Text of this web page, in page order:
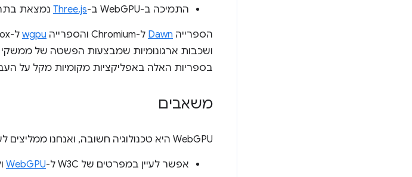
התמיכה ב-WebGPU ב-
Three.js נמצאת
הספרייה Dawn ל-Chromium והספרייה wgpu
בספריות האלה באפליקציות מקומיות מקל על
משאבים
‫WebGPU היא טכנולוגיה חשובה, ואנחנו ממליצים לעיין במקורות המידע הבאים כדי לקבל מידע נוסף:
אפשר לעיין במפרטים של W3C ל- WebGPU